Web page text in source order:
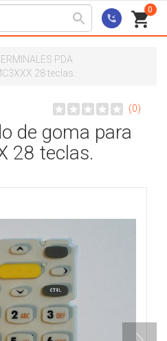
0
PDA
28 teclas.
(0)
de goma para
28 teclas.